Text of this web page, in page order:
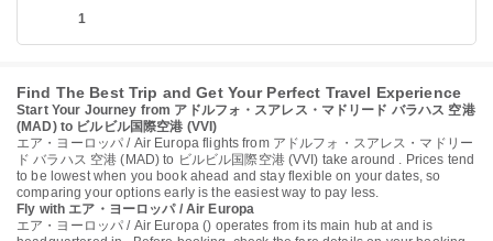
1
Find The Best Trip and Get Your Perfect Travel Experience
Start Your Journey from アドルフォ・スアレス・マドリード バラハス 空港
(MAD) to ビルビル国際空港 (VVI)
エア・ヨーロッパ / Air Europa flights from アドルフォ・スアレス・マドリー
ド バラハス 空港 (MAD) to ビルビル国際空港 (VVI) take around . Prices tend
to be lowest when you book ahead and stay flexible on your dates, so
comparing your options early is the easiest way to pay less.
Fly with エア・ヨーロッパ / Air Europa
エア・ヨーロッパ / Air Europa () operates from its main hub at and is